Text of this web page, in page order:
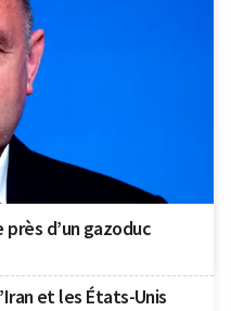
d’un gazoduc
et les États-Unis